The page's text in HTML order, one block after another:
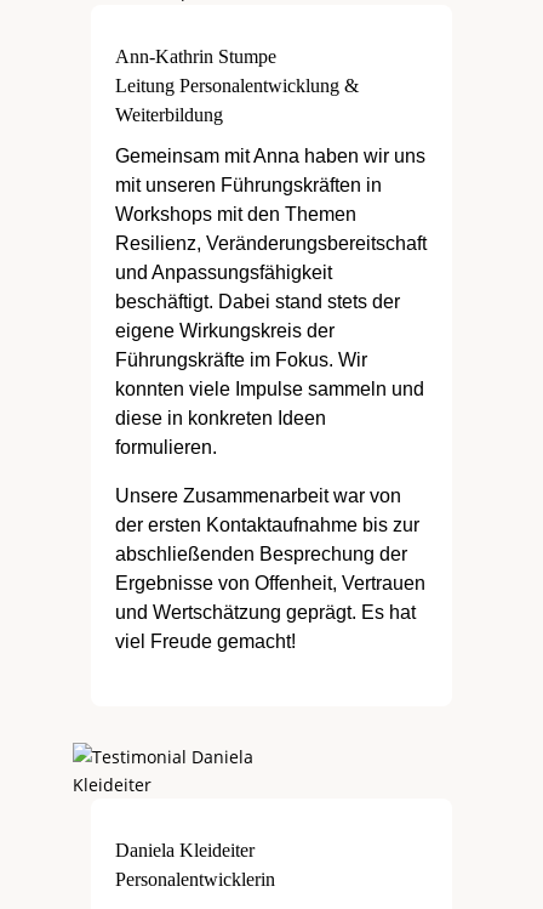
Ann-Kathrin Stumpe
Leitung Personalentwicklung &
Weiterbildung
Gemeinsam mit Anna haben wir uns
mit unseren Führungskräften in
Workshops mit den Themen
Resilienz, Veränderungsbereitschaft
und Anpassungsfähigkeit
beschäftigt. Dabei stand stets der
eigene Wirkungskreis der
Führungskräfte im Fokus. Wir
konnten viele Impulse sammeln und
diese in konkreten Ideen
formulieren.
Unsere Zusammenarbeit war von
der ersten Kontaktaufnahme bis zur
abschließenden Besprechung der
Ergebnisse von Offenheit, Vertrauen
und Wertschätzung geprägt. Es hat
viel Freude gemacht!
Daniela Kleideiter
Personalentwicklerin